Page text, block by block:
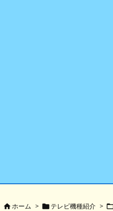
ホーム > テレビ機種紹介 >